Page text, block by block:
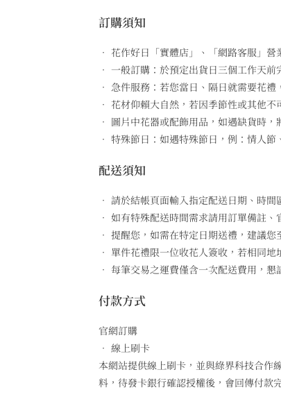
訂購須知
• 花作好日「實體店」、「網路客服」
• 一般訂購：於預定出貨日三個工作天前
• 急件服務：若您當日、隔日就需要花
• 花材仰賴大自然，若因季節性或其他不
• 圖片中花器或配飾用品，如遇缺貨時，
• 特殊節日：如遇特殊節日，例：情人
配送須知
• 請於結帳頁面輸入指定配送日期、時
• 如有特殊配送時間需求請用訂單備註
• 提醒您，如需在特定日期送禮，建議您
• 單件花禮限一位收花人簽收，若相同地
• 每筆交易之運費僅含一次配送費用，
付款方式
官網訂購
• 線上刷卡
本網站提供線上刷卡，並與綠界科技合作
料，待發卡銀行確認授權後，會回傳付款